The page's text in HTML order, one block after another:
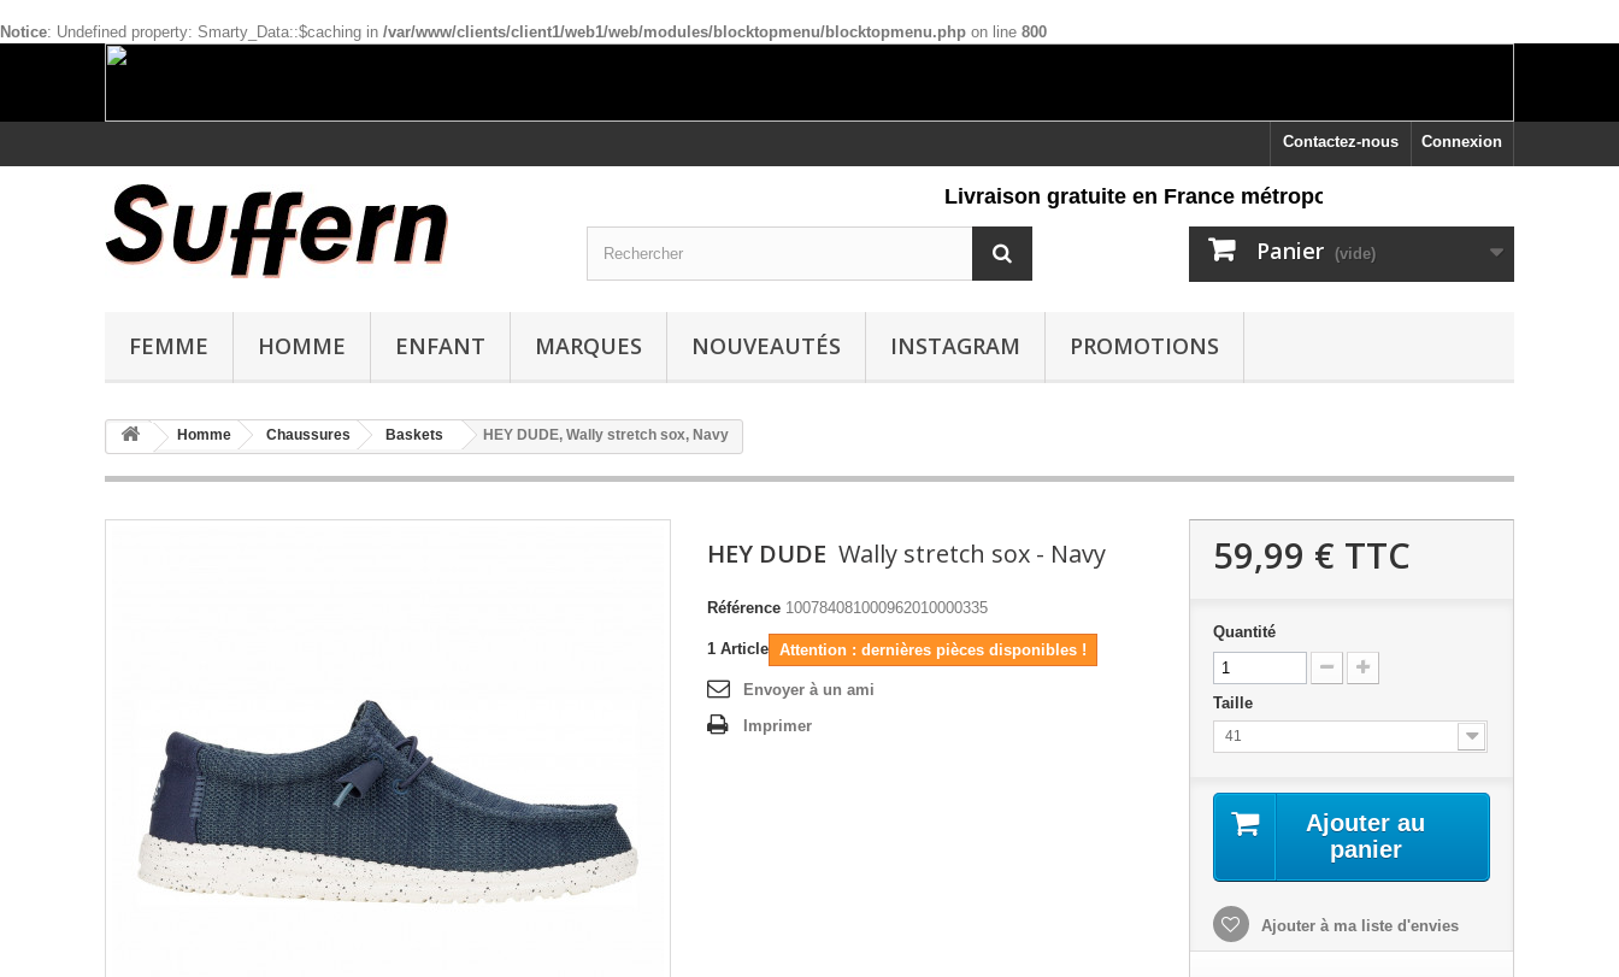
Notice: Undefined property: Smarty_Data::$caching in /var/www/clients/client1/web1/web/modules/blocktopmenu/blocktopmenu.php on line 800
Connexion
Contactez-nous
Panier (vide)
FEMME HOMME ENFANT MARQUES NOUVEAUTÉS INSTAGRAM PROMOTIONS
Livraison gratuite en France métropolitaine dès 60 euros d'achat,
Homme Chaussures Baskets HEY DUDE, Wally stretch sox, Navy
HEY DUDE Wally stretch sox - Navy
Référence 100784081000962010000335
1 Article Attention : dernières pièces disponibles !
Envoyer à un ami
Imprimer
59,99 € TTC
Quantité
Taille
41
Ajouter au
panier
Ajouter à ma liste d'envies